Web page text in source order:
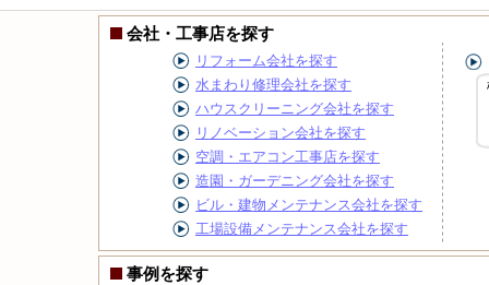
会社・工事店を探す
リフォーム会社を探す
水まわり修理会社を探す
ハウスクリーニング会社を探す
リノベーション会社を探す
空調・エアコン工事店を探す
造園・ガーデニング会社を探す
ビル・建物メンテナンス会社を探す
工場設備メンテナンス会社を探す
事例を探す